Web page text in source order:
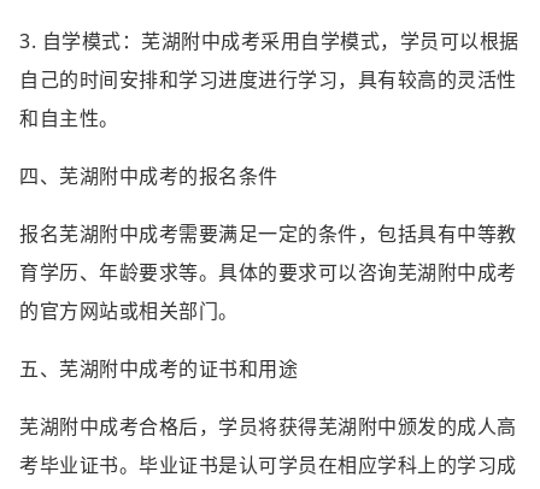
3. 自学模式：芜湖附中成考采用自学模式，学员可以根据
自己的时间安排和学习进度进行学习，具有较高的灵活性
和自主性。
四、芜湖附中成考的报名条件
报名芜湖附中成考需要满足一定的条件，包括具有中等教
育学历、年龄要求等。具体的要求可以咨询芜湖附中成考
的官方网站或相关部门。
五、芜湖附中成考的证书和用途
芜湖附中成考合格后，学员将获得芜湖附中颁发的成人高
考毕业证书。毕业证书是认可学员在相应学科上的学习成